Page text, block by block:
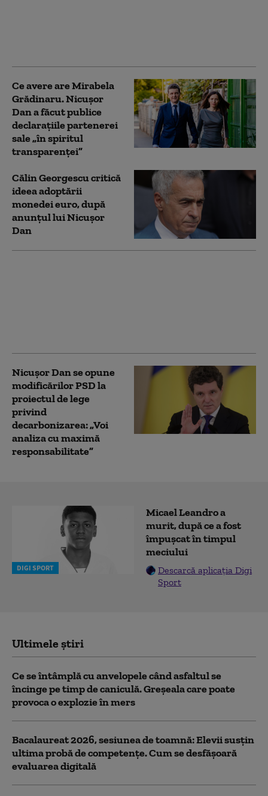
Ce avere are Mirabela
Grădinaru. Nicușor
Dan a făcut publice
declarațiile partenerei
sale „în spiritul
transparenței”
Călin Georgescu critică
ideea adoptării
monedei euro, după
anunțul lui Nicușor
Dan
Nicușor Dan se opune
modificărilor PSD la
proiectul de lege
privind
decarbonizarea: „Voi
analiza cu maximă
responsabilitate”
DIGI SPORT
Micael Leandro a
murit, după ce a fost
împușcat în timpul
meciului
Descarcă aplicația Digi
Sport
Ultimele știri
Ce se întâmplă cu anvelopele când asfaltul se
încinge pe timp de caniculă. Greșeala care poate
provoca o explozie în mers
Bacalaureat 2026, sesiunea de toamnă: Elevii susțin
ultima probă de competențe. Cum se desfășoară
evaluarea digitală